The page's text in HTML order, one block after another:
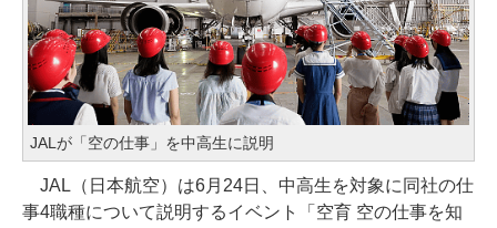
JALが「空の仕事」を中高生に説明
JAL（日本航空）は6月24日、中高生を対象に同社の仕
事4職種について説明するイベント「空育 空の仕事を知